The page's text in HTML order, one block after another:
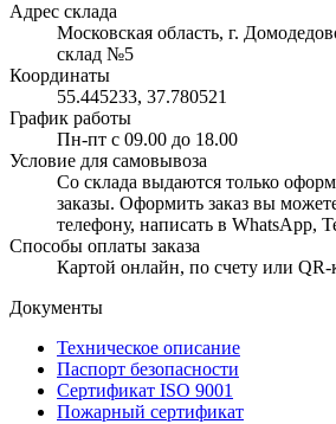
Адрес склада
Московская область, г.
склад №5
Координаты
55.445233, 37.780521
График работы
Пн-пт с 09.00 до 18.00
Условие для самовывоза
Со склада выдаются только
заказы. Оформить заказ вы
телефону, написать в WhatsApp,
Способы оплаты заказа
Картой онлайн, по счету или QR-
Документы
Техническое описание
Паспорт безопасности
Сертификат ISO 9001
Пожарный сертификат